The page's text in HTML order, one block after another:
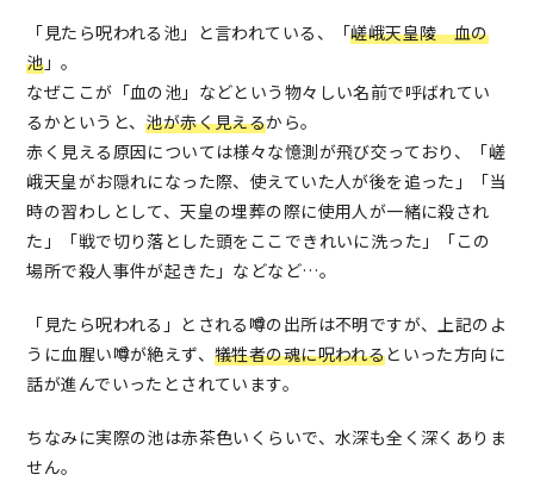
「見たら呪われる池」と言われている、「嵯峨天皇陵 血の
池」。
なぜここが「血の池」などという物々しい名前で呼ばれてい
るかというと、池が赤く見えるから。
赤く見える原因については様々な憶測が飛び交っており、「嵯
峨天皇がお隠れになった際、使えていた人が後を追った」「当
時の習わしとして、天皇の埋葬の際に使用人が一緒に殺され
た」「戦で切り落とした頭をここできれいに洗った」「この
場所で殺人事件が起きた」などなど…。
「見たら呪われる」とされる噂の出所は不明ですが、上記のよ
うに血腥い噂が絶えず、犠牲者の魂に呪われるといった方向に
話が進んでいったとされています。
ちなみに実際の池は赤茶色いくらいで、水深も全く深くありま
せん。